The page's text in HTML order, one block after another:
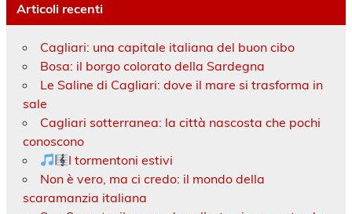
Articoli recenti
Cagliari: una capitale italiana del buon cibo
Bosa: il borgo colorato della Sardegna
Le Saline di Cagliari: dove il mare si trasforma in
sale
Cagliari sotterranea: la città nascosta che pochi
conoscono
I tormentoni estivi
Non è vero, ma ci credo: il mondo della
scaramanzia italiana